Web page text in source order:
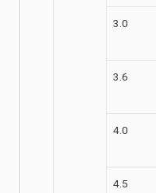
3.0
3.6
4.0
4.5